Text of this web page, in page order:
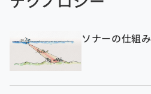
ソナーの仕組み